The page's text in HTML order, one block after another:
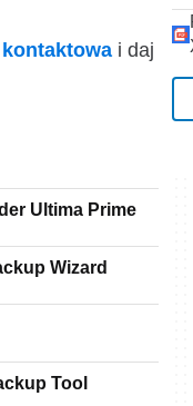
i daj
Ultima Prime
Wizard
Tool